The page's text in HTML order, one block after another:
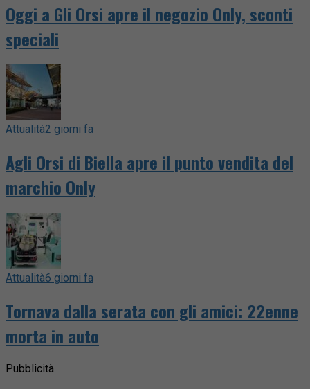
Oggi a Gli Orsi apre il negozio Only, sconti
speciali
Attualità2 giorni fa
Agli Orsi di Biella apre il punto vendita del
marchio Only
Attualità6 giorni fa
Tornava dalla serata con gli amici: 22enne
morta in auto
Pubblicità